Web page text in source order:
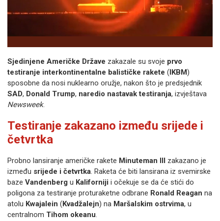
Sjedinjene Američke Države zakazale su svoje prvo
testiranje interkontinentalne balističke rakete (IKBM)
sposobne da nosi nuklearno oružje, nakon što je predsjednik
SAD, Donald Trump, naredio nastavak testiranja, izvještava
Newsweek.
Testiranje zakazano između srijede i
četvrtka
Probno lansiranje američke rakete Minuteman III zakazano je
između srijede i četvrtka. Raketa će biti lansirana iz svemirske
baze Vandenberg u Kaliforniji i očekuje se da će stići do
poligona za testiranje proturaketne odbrane Ronald Reagan na
atolu Kwajalein (Kvadžalejn) na Maršalskim ostrvima, u
centralnom Tihom okeanu.